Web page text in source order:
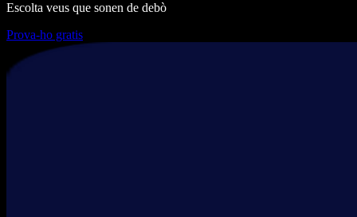
Escolta veus que sonen de debò
Prova-ho gratis